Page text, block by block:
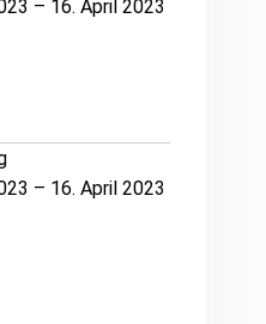
– 16. April 2023
– 16. April 2023